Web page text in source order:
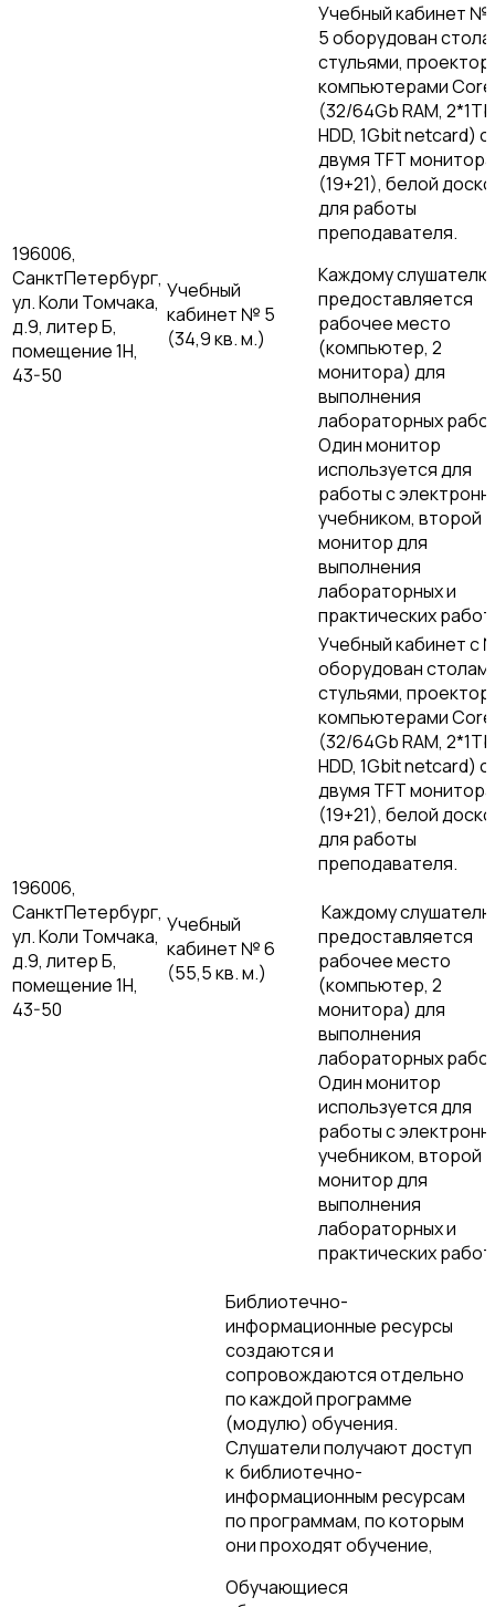
196006,
СанктПетербург,
ул. Коли Томчака,
д.9, литер Б,
помещение 1Н,
43-50
Учебный
кабинет № 5
(34,9 кв. м.)
Учебный кабинет №
5 оборудован
стульями,
компьютерами Core
(32/64Gb RAM, 2*1Tb
HDD, 1Gbit netcard) с
двумя TFT
(19+21), белой
для работы
преподавателя.
Каждому слушателю
предоставляется
рабочее место
(компьютер, 2
монитора) для
выполнения
лабораторных
Один монитор
используется для
работы с
учебником, второй
монитор для
выполнения
лабораторных и
практических
196006,
СанктПетербург,
ул. Коли Томчака,
д.9, литер Б,
помещение 1Н,
43-50
Учебный
кабинет № 6
(55,5 кв. м.)
Учебный кабинет с
оборудован
стульями,
компьютерами Core
(32/64Gb RAM, 2*1Tb
HDD, 1Gbit netcard) с
двумя TFT
(19+21), белой
для работы
преподавателя.
Каждому слушателю
предоставляется
рабочее место
(компьютер, 2
монитора) для
выполнения
лабораторных
Один монитор
используется для
работы с
учебником, второй
монитор для
выполнения
лабораторных и
практических
Библиотечно-
информационные ресурсы
создаются и
сопровождаются отдельно
по каждой программе
(модулю) обучения.
Слушатели получают доступ
к библиотечно-
информационным ресурсам
по программам, по которым
они проходят обучение,
Обучающиеся